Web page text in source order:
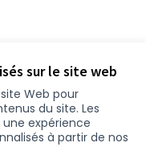
sur le site web
Web pour
du site. Les
expérience
à partir de nos
sur YouTube